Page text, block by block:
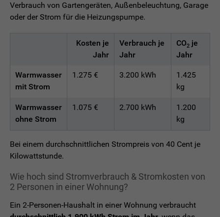
Verbrauch von Gartengeräten, Außenbeleuchtung, Garage
oder der Strom für die Heizungspumpe.
Kosten je
Jahr
Verbrauch je
Jahr
CO2 je
Jahr
Warmwasser
mit Strom
1.275 € 3.200 kWh
1.425
kg
Warmwasser
ohne Strom
1.075 € 2.700 kWh
1.200
kg
Bei einem durchschnittlichen Strompreis von 40 Cent je
Kilowattstunde.
Wie hoch sind Stromverbrauch & Stromkosten von
2 Personen in einer Wohnung?
Ein 2-Personen-Haushalt in einer Wohnung verbraucht